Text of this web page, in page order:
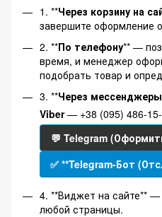
1. **Через корзину на
завершите оформление
2. **По телефону** —
время, и менеджер
подобрать товар и
3. **Через
Viber— +38 (095) 486-
💬 Telegram
✅ **Telegram-Бот
4. **Виджет на сайте**
любой страницы.